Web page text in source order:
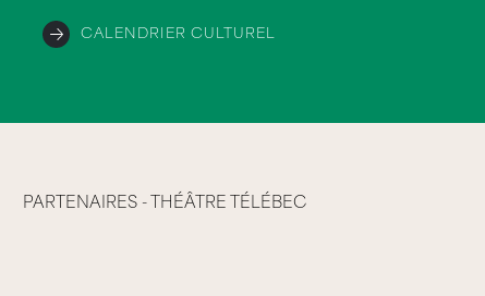
CALENDRIER CULTUREL
PARTENAIRES - THÉÂTRE TÉLÉBEC